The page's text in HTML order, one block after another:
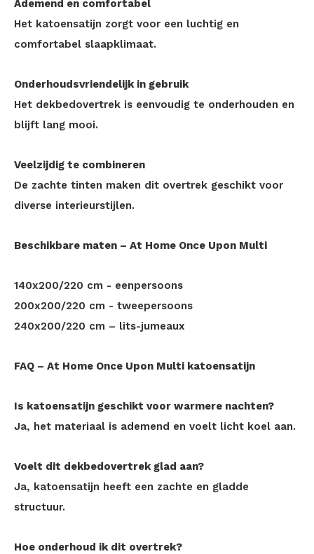
Ademend en comfortabel
Het katoensatijn zorgt voor een luchtig en
comfortabel slaapklimaat.
Onderhoudsvriendelijk in gebruik
Het dekbedovertrek is eenvoudig te onderhouden en
blijft lang mooi.
Veelzijdig te combineren
De zachte tinten maken dit overtrek geschikt voor
diverse interieurstijlen.
Beschikbare maten – At Home Once Upon Multi
140x200/220 cm - eenpersoons
200x200/220 cm - tweepersoons
240x200/220 cm – lits-jumeaux
FAQ – At Home Once Upon Multi katoensatijn
Is katoensatijn geschikt voor warmere nachten?
Ja, het materiaal is ademend en voelt licht koel aan.
Voelt dit dekbedovertrek glad aan?
Ja, katoensatijn heeft een zachte en gladde
structuur.
Hoe onderhoud ik dit overtrek?